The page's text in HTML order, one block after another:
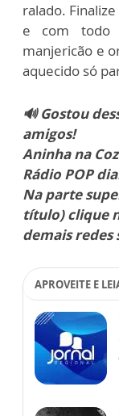
ralado.
e com todo
manjericão e
aquecido só
🔊 Gostou
amigos!
Aninha na
Rádio POP
Na parte
título) clique
demais redes
APROVEITE E